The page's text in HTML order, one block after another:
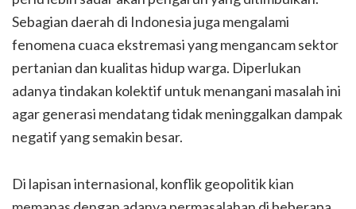
Sebagian daerah di Indonesia juga mengalami
fenomena cuaca ekstremasi yang mengancam sektor
pertanian dan kualitas hidup warga. Diperlukan
adanya tindakan kolektif untuk menangani masalah ini
agar generasi mendatang tidak meninggalkan dampak
negatif yang semakin besar.
Di lapisan internasional, konflik geopolitik kian